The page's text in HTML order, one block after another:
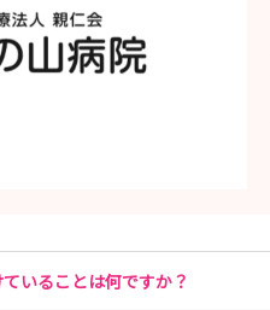
べる
います
いることは何ですか？